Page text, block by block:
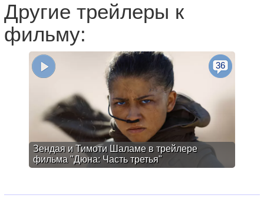
Другие трейлеры к
фильму:
Зендая и Тимоти Шаламе в трейлере
фильма "Дюна: Часть третья"
36